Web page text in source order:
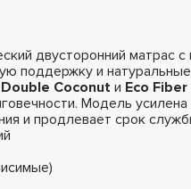
двусторонний матрас
поддержку и
Double Coconut и Eco Fiber
Модель
и продлевает срок